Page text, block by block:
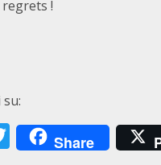
regrets !
Twitter
Share